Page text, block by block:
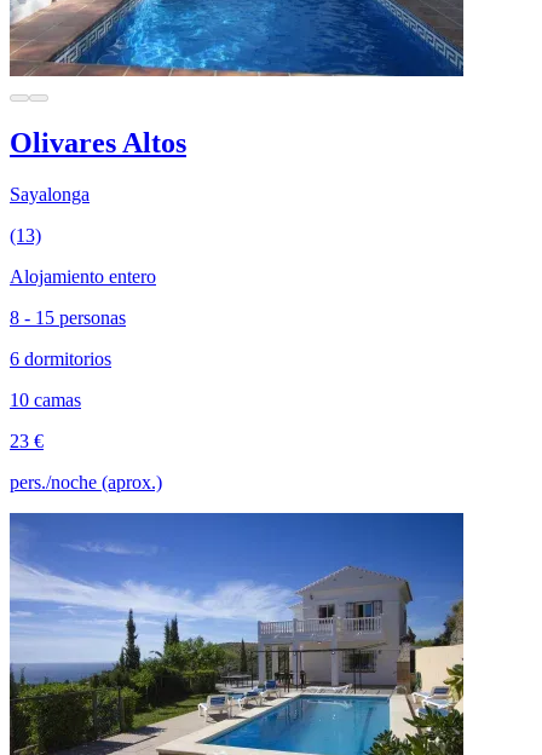
Olivares Altos
Sayalonga
(13)
Alojamiento entero
8 - 15 personas
6 dormitorios
10 camas
23 €
pers./noche (aprox.)